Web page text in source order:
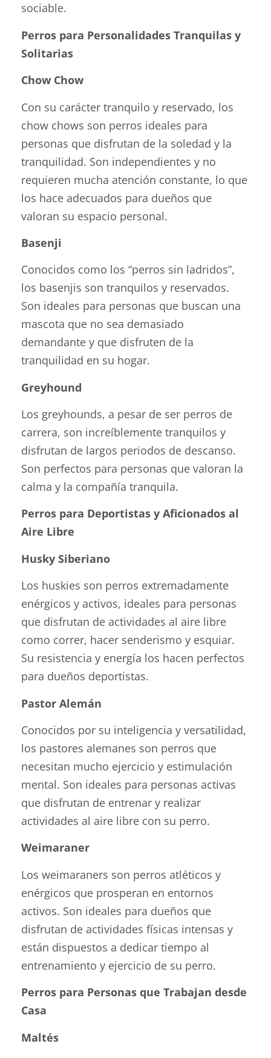
sociable.
Perros para Personalidades Tranquilas y
Solitarias
Chow Chow
Con su carácter tranquilo y reservado, los
chow chows son perros ideales para
personas que disfrutan de la soledad y la
tranquilidad. Son independientes y no
requieren mucha atención constante, lo que
los hace adecuados para dueños que
valoran su espacio personal.
Basenji
Conocidos como los “perros sin ladridos”,
los basenjis son tranquilos y reservados.
Son ideales para personas que buscan una
mascota que no sea demasiado
demandante y que disfruten de la
tranquilidad en su hogar.
Greyhound
Los greyhounds, a pesar de ser perros de
carrera, son increíblemente tranquilos y
disfrutan de largos periodos de descanso.
Son perfectos para personas que valoran la
calma y la compañía tranquila.
Perros para Deportistas y Aficionados al
Aire Libre
Husky Siberiano
Los huskies son perros extremadamente
enérgicos y activos, ideales para personas
que disfrutan de actividades al aire libre
como correr, hacer senderismo y esquiar.
Su resistencia y energía los hacen perfectos
para dueños deportistas.
Pastor Alemán
Conocidos por su inteligencia y versatilidad,
los pastores alemanes son perros que
necesitan mucho ejercicio y estimulación
mental. Son ideales para personas activas
que disfrutan de entrenar y realizar
actividades al aire libre con su perro.
Weimaraner
Los weimaraners son perros atléticos y
enérgicos que prosperan en entornos
activos. Son ideales para dueños que
disfrutan de actividades físicas intensas y
están dispuestos a dedicar tiempo al
entrenamiento y ejercicio de su perro.
Perros para Personas que Trabajan desde
Casa
Maltés